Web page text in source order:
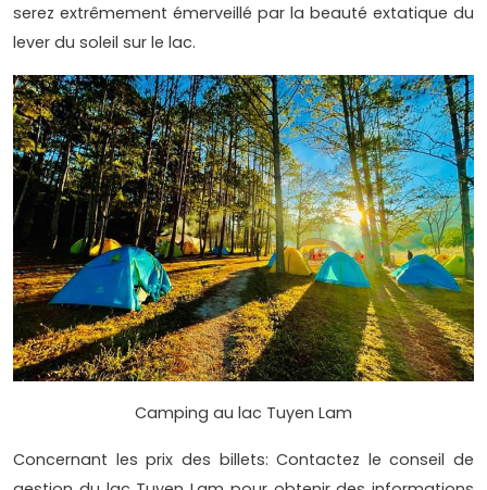
serez extrêmement émerveillé par la beauté extatique du
lever du soleil sur le lac.
Camping au lac Tuyen Lam
Concernant les prix des billets: Contactez le conseil de